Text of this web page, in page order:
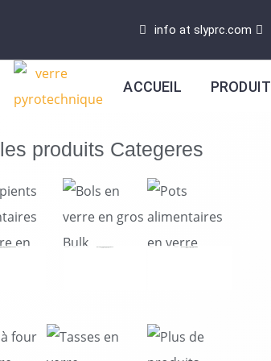
contenu
info at slyprc.com
ACCUEIL PRODUIT
produits Categeres